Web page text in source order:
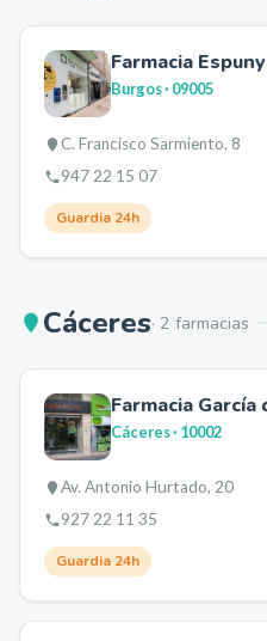
Farmacia Espuny
Burgos· 09005
C. Francisco Sarmiento, 8
947 22 15 07
Guardia 24h
Cáceres· 2 farmacias
Farmacia García
Cáceres· 10002
Av. Antonio Hurtado, 20
927 22 11 35
Guardia 24h